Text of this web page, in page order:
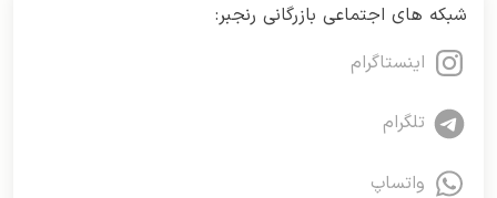
شبکه های اجتماعی بازرگانی رنجبر:
اینستاگرام
تلگرام
واتساپ